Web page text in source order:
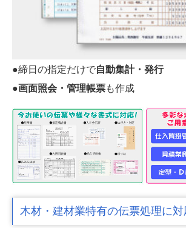
●締日の指定だけで自動集計・発行
●画面照会・管理帳票も作成
木材・建材業特有の伝票処理に